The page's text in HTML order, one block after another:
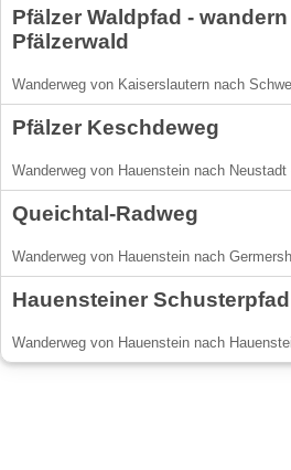
Pfälzer Waldpfad -
Pfälzerwald
Wanderweg von Kaiserslautern nach
Pfälzer Keschdeweg
Wanderweg von Hauenstein nach Neustadt
Queichtal-Radweg
Wanderweg von Hauenstein nach
Hauensteiner Schusterpfad
Wanderweg von Hauenstein nach